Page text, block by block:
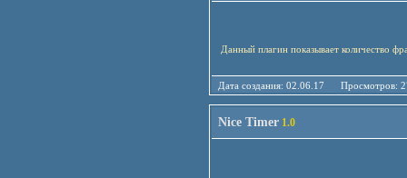
Данный плагин показывает количество
Дата создания: 02.06.17
Nice Timer 1.0